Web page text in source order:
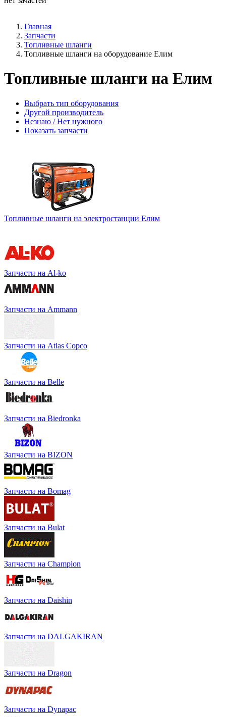
Главная
Запчасти
Топливные шланги
Топливные шланги на оборудование Елим
Топливные шланги на Елим
Выбрать тип оборудования
Другой производитель
Незнаю / Нет нужного
Показать запчасти
Топливные шланги на электростанции Елим
Запчасти на Al-ko
Запчасти на Ammann
Запчасти на Atlas Copco
Запчасти на Belle
Запчасти на Biedronka
Запчасти на BIZON
Запчасти на Bomag
Запчасти на Bulat
Запчасти на Champion
Запчасти на Daishin
Запчасти на DALGAKIRAN
Запчасти на Dragon
Запчасти на Dynapac